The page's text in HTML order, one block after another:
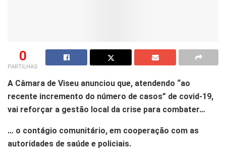
0
PARTILHAS
A Câmara de Viseu anunciou que, atendendo “ao
recente incremento do número de casos” de covid-19,
vai reforçar a gestão local da crise para combater…
… o contágio comunitário, em cooperação com as
autoridades de saúde e policiais.